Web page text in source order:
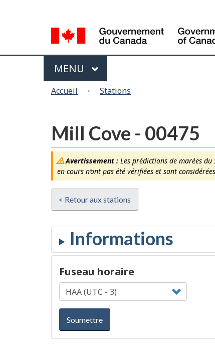
de
la
langue
Menu
MAIN
MENU
Accueil Stations
Mill Cove - 00475
Avertissement :Les prédictions de marées du
en cours n’ont pas été vérifiées et sont
< Retour aux stations
Fuseau horaire
Soumettre